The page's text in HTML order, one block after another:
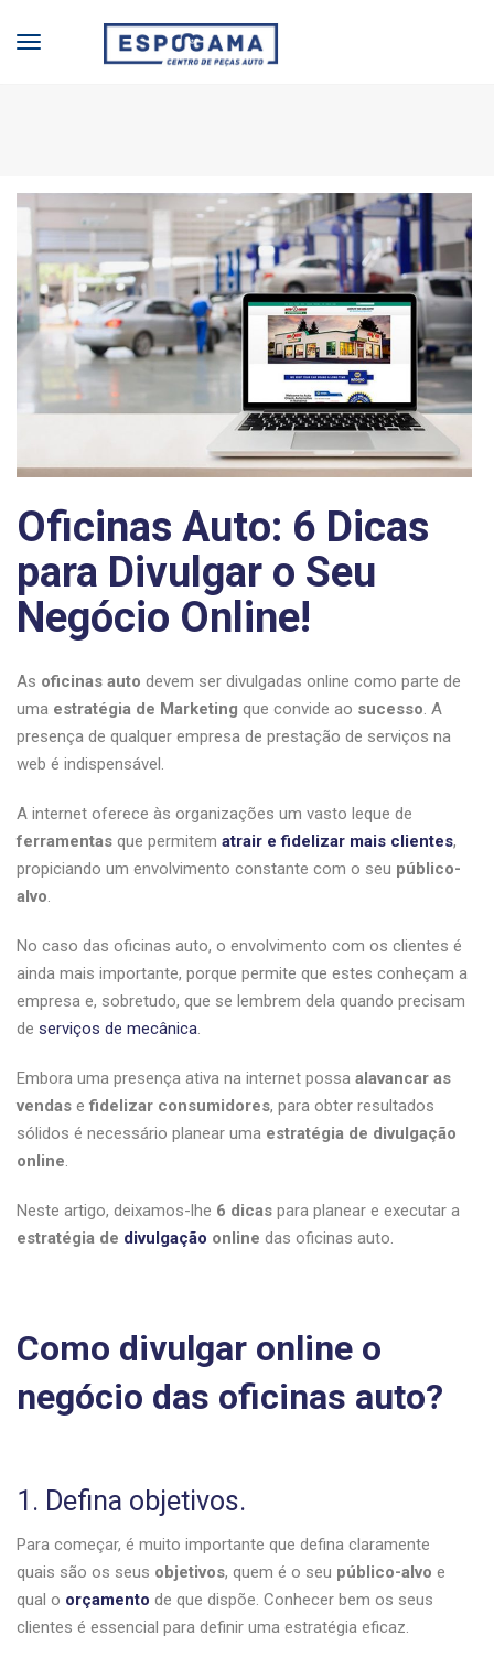
Oficinas Auto: 6 Dicas
para Divulgar o Seu
Negócio Online!
As oficinas auto devem ser divulgadas online como parte de
uma estratégia de Marketing que convide ao sucesso. A
presença de qualquer empresa de prestação de serviços na
web é indispensável.
A internet oferece às organizações um vasto leque de
ferramentas que permitem atrair e fidelizar mais clientes,
propiciando um envolvimento constante com o seu público-
alvo.
No caso das oficinas auto, o envolvimento com os clientes é
ainda mais importante, porque permite que estes conheçam a
empresa e, sobretudo, que se lembrem dela quando precisam
de serviços de mecânica.
Embora uma presença ativa na internet possa alavancar as
vendas e fidelizar consumidores, para obter resultados
sólidos é necessário planear uma estratégia de divulgação
online.
Neste artigo, deixamos-lhe 6 dicas para planear e executar a
estratégia de divulgação online das oficinas auto.
Como divulgar online o
negócio das oficinas auto?
1. Defina objetivos.
Para começar, é muito importante que defina claramente
quais são os seus objetivos, quem é o seu público-alvo e
qual o orçamento de que dispõe. Conhecer bem os seus
clientes é essencial para definir uma estratégia eficaz.